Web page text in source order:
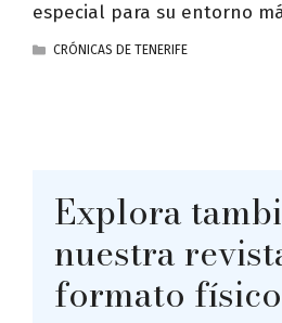
especial para su entorno
CATEGORÍAS
CRÓNICAS DE TENERIFE
Explora
nuestra
formato físico